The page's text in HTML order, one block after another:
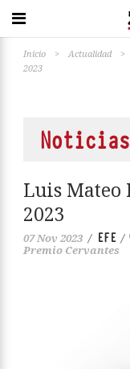
Inicio > Actualidad >
2023
Noticias
Luis Mateo
2023
07 Nov 2023 / EFE /
Premio Cervantes